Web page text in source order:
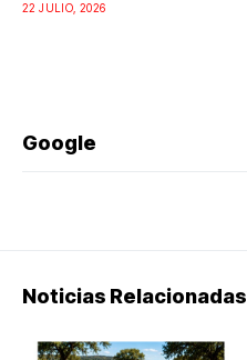
22 JULIO, 2026
Google
Noticias Relacionadas